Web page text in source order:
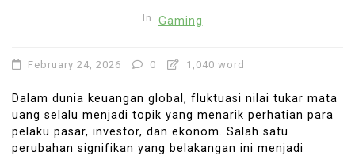
In Gaming
February 24, 2026 0 1,040 word
Dalam dunia keuangan global, fluktuasi nilai tukar mata
uang selalu menjadi topik yang menarik perhatian para
pelaku pasar, investor, dan ekonom. Salah satu
perubahan signifikan yang belakangan ini menjadi